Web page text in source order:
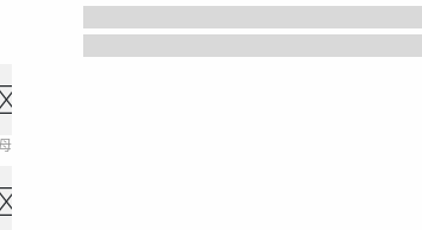
over the lazy
мерцают